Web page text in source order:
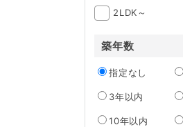
2LDK～
築年数
指定なし
3年以内
10年以内